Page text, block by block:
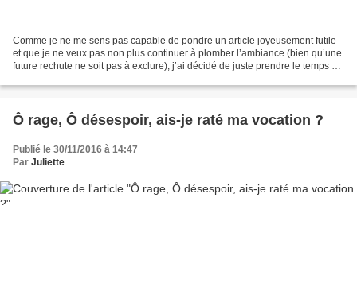
Comme je ne me sens pas capable de pondre un article joyeusement futile
et que je ne veux pas non plus continuer à plomber l’ambiance (bien qu’une
future rechute ne soit pas à exclure), j’ai décidé de juste prendre le temps de
Ô rage, Ô désespoir, ais-je raté ma vocation ?
Publié le 30/11/2016 à 14:47
Par Juliette